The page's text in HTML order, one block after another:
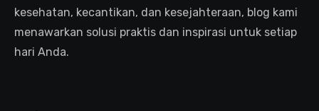
kesehatan, kecantikan, dan kesejahteraan, blog kami
menawarkan solusi praktis dan inspirasi untuk setiap
hari Anda.